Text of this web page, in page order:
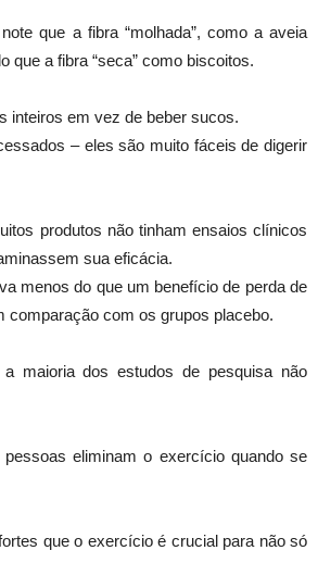
que a fibra “molhada”, como a aveia
que a fibra “seca” como biscoitos.
inteiros em vez de beber sucos.
– eles são muito fáceis de digerir
produtos não tinham ensaios clínicos
sua eficácia.
menos do que um benefício de perda de
comparação com os grupos placebo.
maioria dos estudos de pesquisa não
eliminam o exercício quando se
que o exercício é crucial para não só